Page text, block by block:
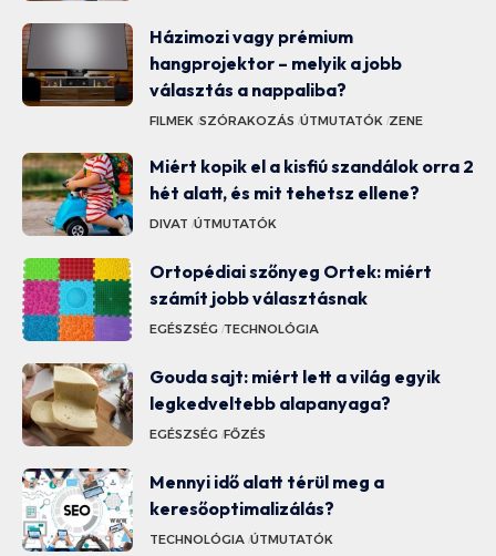
Házimozi vagy prémium
hangprojektor – melyik a jobb
választás a nappaliba?
FILMEK SZÓRAKOZÁS ÚTMUTATÓK ZENE
Miért kopik el a kisfiú szandálok orra 2
hét alatt, és mit tehetsz ellene?
DIVAT ÚTMUTATÓK
Ortopédiai szőnyeg Ortek: miért
számít jobb választásnak
EGÉSZSÉG TECHNOLÓGIA
Gouda sajt: miért lett a világ egyik
legkedveltebb alapanyaga?
EGÉSZSÉG FŐZÉS
Mennyi idő alatt térül meg a
keresőoptimalizálás?
TECHNOLÓGIA ÚTMUTATÓK